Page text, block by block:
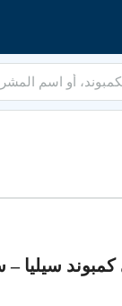
سيليا –